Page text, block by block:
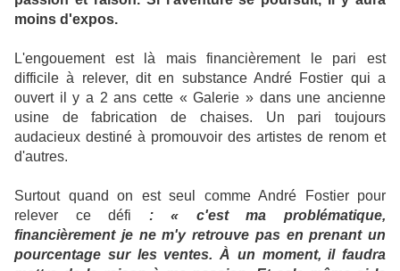
moins d'expos.
L'engouement est là mais financièrement le pari est
difficile à relever, dit en substance André Fostier qui a
ouvert il y a 2 ans cette « Galerie » dans une ancienne
usine de fabrication de chaises. Un pari toujours
audacieux destiné à promouvoir des artistes de renom et
d'autres.
Surtout quand on est seul comme André Fostier pour
relever ce défi : « c'est ma problématique,
financièrement je ne m'y retrouve pas en prenant un
pourcentage sur les ventes. À un moment, il faudra